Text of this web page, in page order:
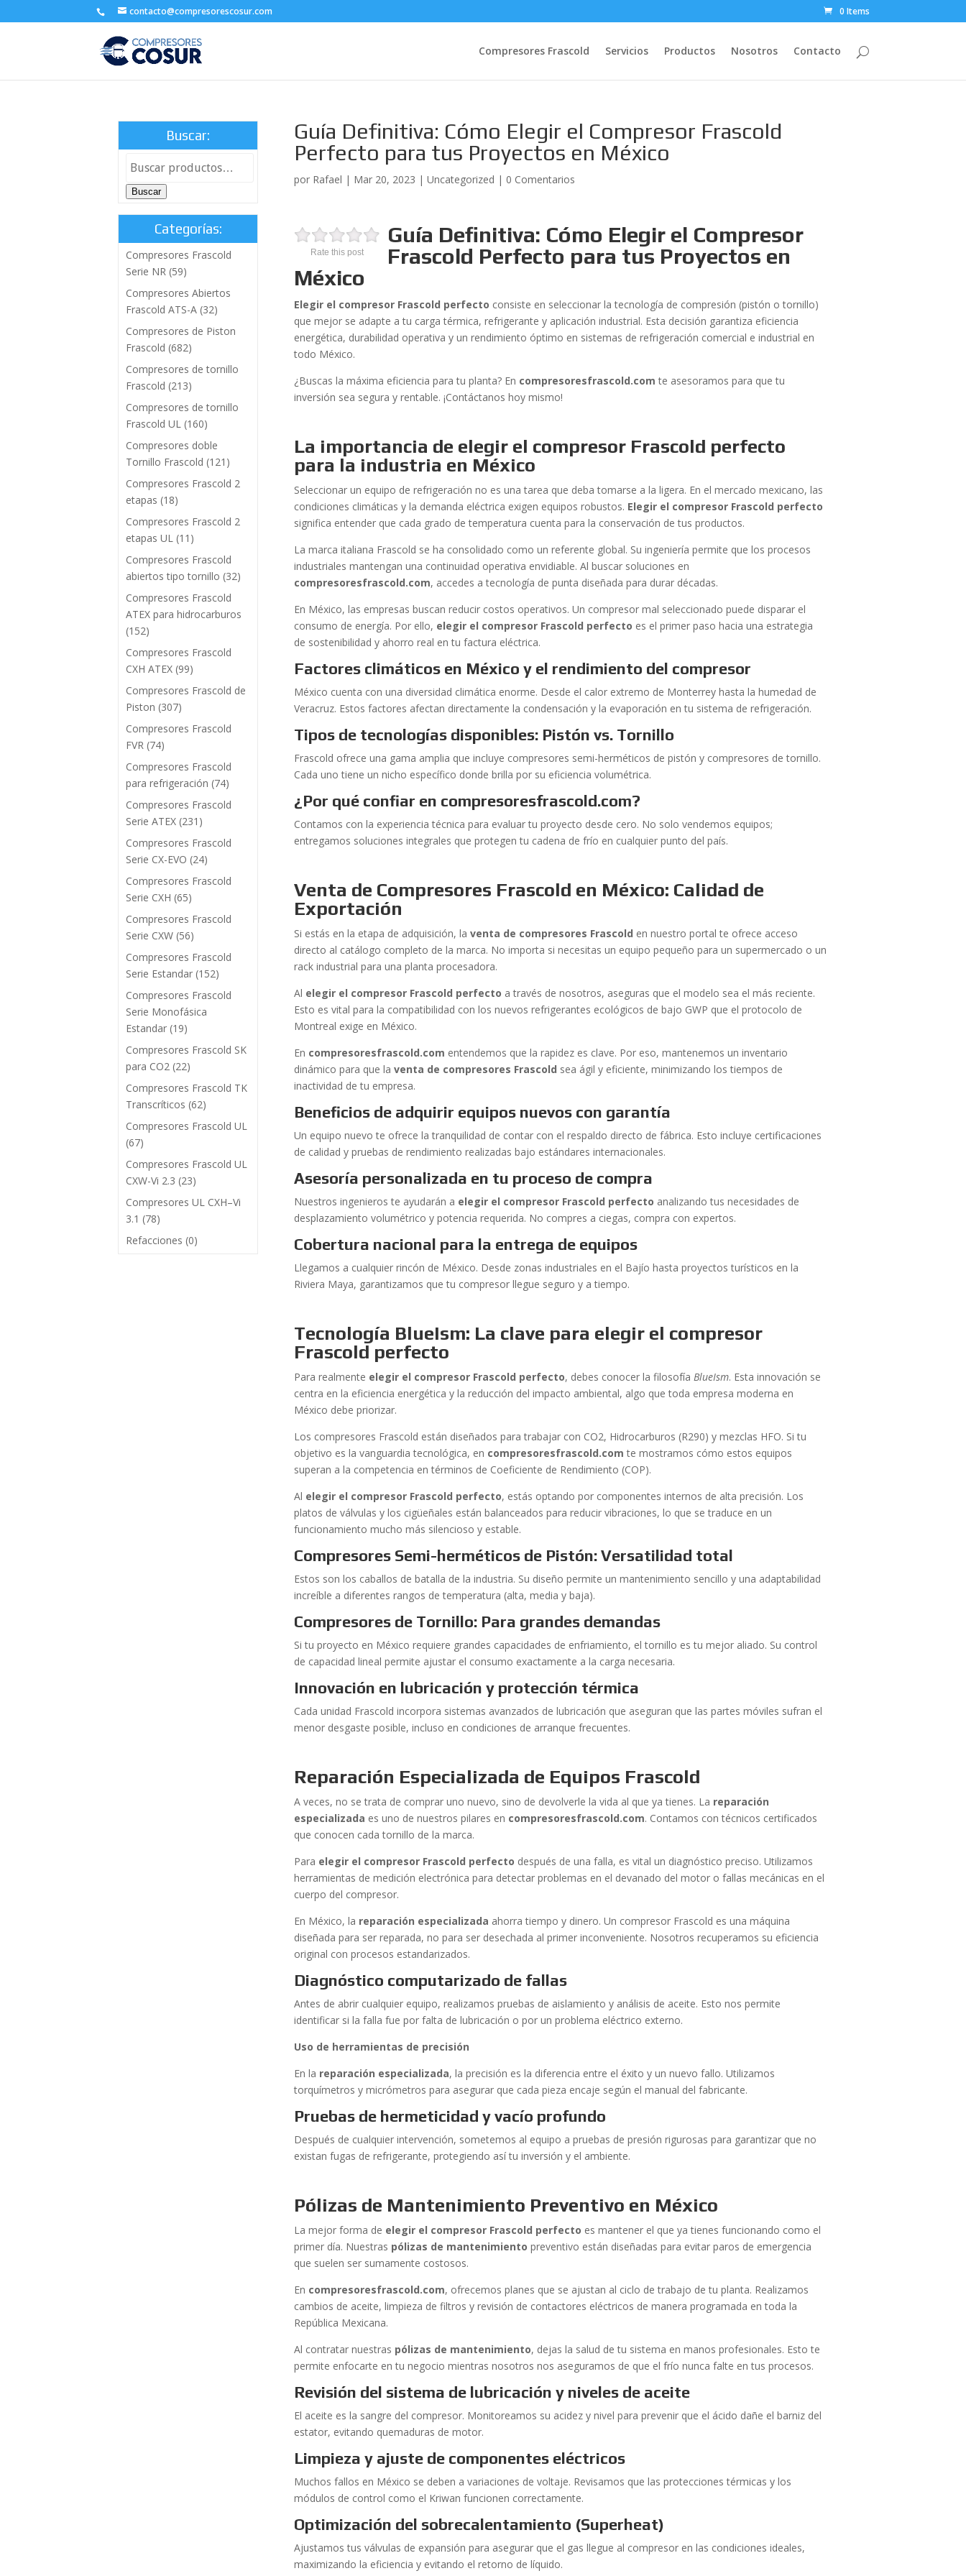
contacto@compresorescosur.com 0 Items
Compresores Frascold Servicios Productos Nosotros Contacto
Guía Definitiva: Cómo Elegir el Compresor Frascold
Perfecto para tus Proyectos en México
por Rafael | Mar 20, 2023 |Uncategorized | 0 Comentarios
Rate this post
Guía Definitiva: Cómo Elegir el Compresor
Frascold Perfecto para tus Proyectos en
México
Elegir el compresor Frascold perfecto consiste en seleccionar la tecnología de compresión (pistón o tornillo)
que mejor se adapte a tu carga térmica, refrigerante y aplicación industrial. Esta decisión garantiza eficiencia
energética, durabilidad operativa y un rendimiento óptimo en sistemas de refrigeración comercial e industrial en
todo México.
¿Buscas la máxima eficiencia para tu planta? En compresoresfrascold.com te asesoramos para que tu
inversión sea segura y rentable. ¡Contáctanos hoy mismo!
La importancia de elegir el compresor Frascold perfecto
para la industria en México
Seleccionar un equipo de refrigeración no es una tarea que deba tomarse a la ligera. En el mercado mexicano, las
condiciones climáticas y la demanda eléctrica exigen equipos robustos. Elegir el compresor Frascold perfecto
significa entender que cada grado de temperatura cuenta para la conservación de tus productos.
La marca italiana Frascold se ha consolidado como un referente global. Su ingeniería permite que los procesos
industriales mantengan una continuidad operativa envidiable. Al buscar soluciones en
compresoresfrascold.com, accedes a tecnología de punta diseñada para durar décadas.
En México, las empresas buscan reducir costos operativos. Un compresor mal seleccionado puede disparar el
consumo de energía. Por ello, elegir el compresor Frascold perfecto es el primer paso hacia una estrategia
de sostenibilidad y ahorro real en tu factura eléctrica.
Factores climáticos en México y el rendimiento del compresor
México cuenta con una diversidad climática enorme. Desde el calor extremo de Monterrey hasta la humedad de
Veracruz. Estos factores afectan directamente la condensación y la evaporación en tu sistema de refrigeración.
Tipos de tecnologías disponibles: Pistón vs. Tornillo
Frascold ofrece una gama amplia que incluye compresores semi-herméticos de pistón y compresores de tornillo.
Cada uno tiene un nicho específico donde brilla por su eficiencia volumétrica.
¿Por qué confiar en compresoresfrascold.com?
Contamos con la experiencia técnica para evaluar tu proyecto desde cero. No solo vendemos equipos;
entregamos soluciones integrales que protegen tu cadena de frío en cualquier punto del país.
Venta de Compresores Frascold en México: Calidad de
Exportación
Si estás en la etapa de adquisición, laventa de compresores Frascold en nuestro portal te ofrece acceso
directo al catálogo completo de la marca. No importa si necesitas un equipo pequeño para un supermercado o un
rack industrial para una planta procesadora.
Al elegir el compresor Frascold perfecto a través de nosotros, aseguras que el modelo sea el más reciente.
Esto es vital para la compatibilidad con los nuevos refrigerantes ecológicos de bajo GWP que el protocolo de
Montreal exige en México.
En compresoresfrascold.com entendemos que la rapidez es clave. Por eso, mantenemos un inventario
dinámico para que laventa de compresores Frascold sea ágil y eficiente, minimizando los tiempos de
inactividad de tu empresa.
Beneficios de adquirir equipos nuevos con garantía
Un equipo nuevo te ofrece la tranquilidad de contar con el respaldo directo de fábrica. Esto incluye certificaciones
de calidad y pruebas de rendimiento realizadas bajo estándares internacionales.
Asesoría personalizada en tu proceso de compra
Nuestros ingenieros te ayudarán a elegir el compresor Frascold perfecto analizando tus necesidades de
desplazamiento volumétrico y potencia requerida. No compres a ciegas, compra con expertos.
Cobertura nacional para la entrega de equipos
Llegamos a cualquier rincón de México. Desde zonas industriales en el Bajío hasta proyectos turísticos en la
Riviera Maya, garantizamos que tu compresor llegue seguro y a tiempo.
Tecnología BlueIsm: La clave para elegir el compresor
Frascold perfecto
Para realmente elegir el compresor Frascold perfecto, debes conocer la filosofíaBlueIsm. Esta innovación se
centra en la eficiencia energética y la reducción del impacto ambiental, algo que toda empresa moderna en
México debe priorizar.
Los compresores Frascold están diseñados para trabajar con CO2, Hidrocarburos (R290) y mezclas HFO. Si tu
objetivo es la vanguardia tecnológica, en compresoresfrascold.com te mostramos cómo estos equipos
superan a la competencia en términos de Coeficiente de Rendimiento (COP).
Al elegir el compresor Frascold perfecto, estás optando por componentes internos de alta precisión. Los
platos de válvulas y los cigüeñales están balanceados para reducir vibraciones, lo que se traduce en un
funcionamiento mucho más silencioso y estable.
Compresores Semi-herméticos de Pistón: Versatilidad total
Estos son los caballos de batalla de la industria. Su diseño permite un mantenimiento sencillo y una adaptabilidad
increíble a diferentes rangos de temperatura (alta, media y baja).
Compresores de Tornillo: Para grandes demandas
Si tu proyecto en México requiere grandes capacidades de enfriamiento, el tornillo es tu mejor aliado. Su control
de capacidad lineal permite ajustar el consumo exactamente a la carga necesaria.
Innovación en lubricación y protección térmica
Cada unidad Frascold incorpora sistemas avanzados de lubricación que aseguran que las partes móviles sufran el
menor desgaste posible, incluso en condiciones de arranque frecuentes.
Reparación Especializada de Equipos Frascold
A veces, no se trata de comprar uno nuevo, sino de devolverle la vida al que ya tienes. La reparación
especializada es uno de nuestros pilares en compresoresfrascold.com. Contamos con técnicos certificados
que conocen cada tornillo de la marca.
Para elegir el compresor Frascold perfecto después de una falla, es vital un diagnóstico preciso. Utilizamos
herramientas de medición electrónica para detectar problemas en el devanado del motor o fallas mecánicas en el
cuerpo del compresor.
En México, la reparación especializada ahorra tiempo y dinero. Un compresor Frascold es una máquina
diseñada para ser reparada, no para ser desechada al primer inconveniente. Nosotros recuperamos su eficiencia
original con procesos estandarizados.
Diagnóstico computarizado de fallas
Antes de abrir cualquier equipo, realizamos pruebas de aislamiento y análisis de aceite. Esto nos permite
identificar si la falla fue por falta de lubricación o por un problema eléctrico externo.
Uso de herramientas de precisión
En la reparación especializada, la precisión es la diferencia entre el éxito y un nuevo fallo. Utilizamos
torquímetros y micrómetros para asegurar que cada pieza encaje según el manual del fabricante.
Pruebas de hermeticidad y vacío profundo
Después de cualquier intervención, sometemos al equipo a pruebas de presión rigurosas para garantizar que no
existan fugas de refrigerante, protegiendo así tu inversión y el ambiente.
Pólizas de Mantenimiento Preventivo en México
La mejor forma de elegir el compresor Frascold perfecto es mantener el que ya tienes funcionando como el
primer día. Nuestras pólizas de mantenimiento preventivo están diseñadas para evitar paros de emergencia
que suelen ser sumamente costosos.
En compresoresfrascold.com, ofrecemos planes que se ajustan al ciclo de trabajo de tu planta. Realizamos
cambios de aceite, limpieza de filtros y revisión de contactores eléctricos de manera programada en toda la
República Mexicana.
Al contratar nuestras pólizas de mantenimiento, dejas la salud de tu sistema en manos profesionales. Esto te
permite enfocarte en tu negocio mientras nosotros nos aseguramos de que el frío nunca falte en tus procesos.
Revisión del sistema de lubricación y niveles de aceite
El aceite es la sangre del compresor. Monitoreamos su acidez y nivel para prevenir que el ácido dañe el barniz del
estator, evitando quemaduras de motor.
Limpieza y ajuste de componentes eléctricos
Muchos fallos en México se deben a variaciones de voltaje. Revisamos que las protecciones térmicas y los
módulos de control como el Kriwan funcionen correctamente.
Optimización del sobrecalentamiento (Superheat)
Ajustamos tus válvulas de expansión para asegurar que el gas llegue al compresor en las condiciones ideales,
maximizando la eficiencia y evitando el retorno de líquido.
Buscar:
Buscar
Categorías:
Compresores Frascold
Serie NR (59)
Compresores Abiertos
Frascold ATS-A (32)
Compresores de Piston
Frascold (682)
Compresores de tornillo
Frascold (213)
Compresores de tornillo
Frascold UL (160)
Compresores doble
Tornillo Frascold (121)
Compresores Frascold 2
etapas (18)
Compresores Frascold 2
etapas UL (11)
Compresores Frascold
abiertos tipo tornillo (32)
Compresores Frascold
ATEX para hidrocarburos
(152)
Compresores Frascold
CXH ATEX (99)
Compresores Frascold de
Piston (307)
Compresores Frascold
FVR (74)
Compresores Frascold
para refrigeración (74)
Compresores Frascold
Serie ATEX (231)
Compresores Frascold
Serie CX-EVO (24)
Compresores Frascold
Serie CXH (65)
Compresores Frascold
Serie CXW (56)
Compresores Frascold
Serie Estandar (152)
Compresores Frascold
Serie Monofásica
Estandar (19)
Compresores Frascold SK
para CO2 (22)
Compresores Frascold TK
Transcríticos (62)
Compresores Frascold UL
(67)
Compresores Frascold UL
CXW-Vi 2.3 (23)
Compresores UL CXH–Vi
3.1 (78)
Refacciones (0)